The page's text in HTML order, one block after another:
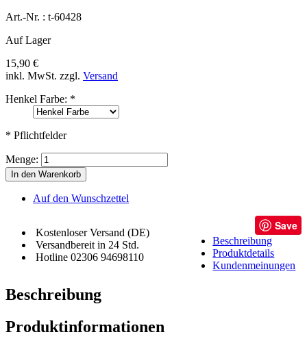
Art.-Nr. : t-60428
Auf Lager
15,90 €
inkl. MwSt. zzgl. Versand
Henkel Farbe: *
* Pflichtfelder
Menge:
In den Warenkorb
Auf den Wunschzettel
Kostenloser Versand (DE)
Versandbereit in 24 Std.
Hotline 02306 94698110
Save
Beschreibung
Produktdetails
Kundenmeinungen
Beschreibung
Produktinformationen